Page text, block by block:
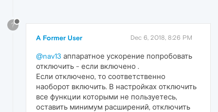
?
A Former User Dec 6, 2018, 8:26 PM
@nav13 аппаратное ускорение попробовать
отключить - если включено .
Если отключено, то соответственно
наоборот включить. В настройках отключить
все функции которыми не пользуетесь,
оставить минимум расширений, отключить